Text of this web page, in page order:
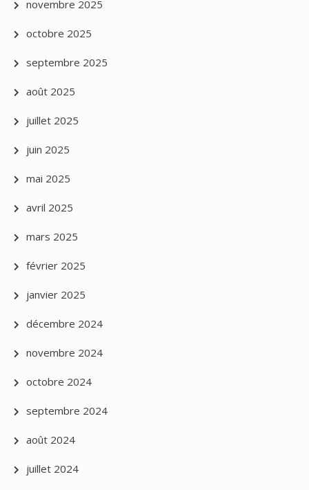
novembre 2025
octobre 2025
septembre 2025
août 2025
juillet 2025
juin 2025
mai 2025
avril 2025
mars 2025
février 2025
janvier 2025
décembre 2024
novembre 2024
octobre 2024
septembre 2024
août 2024
juillet 2024